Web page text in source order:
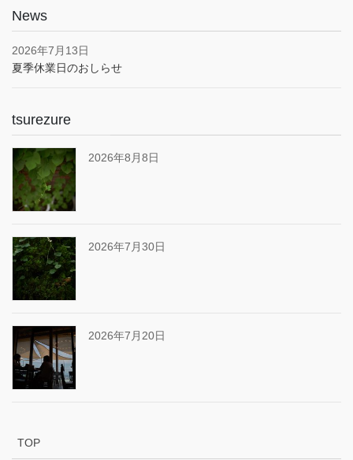
News
2026年7月13日
夏季休業日のおしらせ
tsurezure
2026年8月8日
2026年7月30日
2026年7月20日
TOP